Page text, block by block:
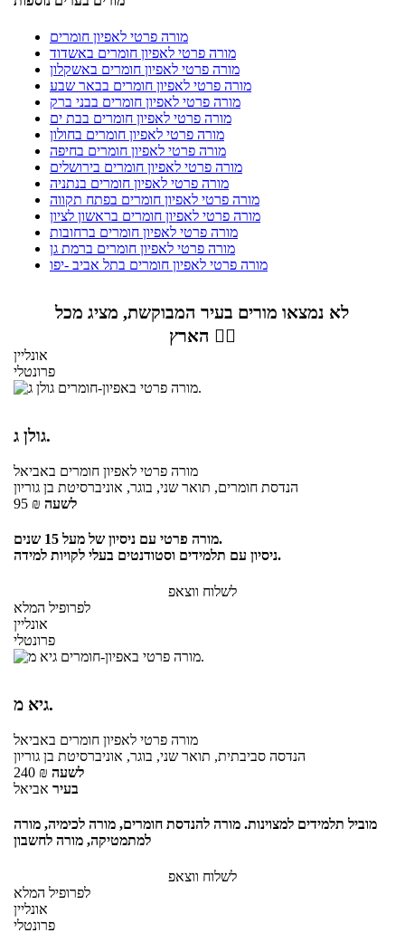
מורה פרטי לאפיון חומרים
מורה פרטי לאפיון חומרים באשדוד
מורה פרטי לאפיון חומרים באשקלון
מורה פרטי לאפיון חומרים בבאר שבע
מורה פרטי לאפיון חומרים בבני ברק
מורה פרטי לאפיון חומרים בבת ים
מורה פרטי לאפיון חומרים בחולון
מורה פרטי לאפיון חומרים בחיפה
מורה פרטי לאפיון חומרים בירושלים
מורה פרטי לאפיון חומרים בנתניה
מורה פרטי לאפיון חומרים בפתח תקווה
מורה פרטי לאפיון חומרים בראשון לציון
מורה פרטי לאפיון חומרים ברחובות
מורה פרטי לאפיון חומרים ברמת גן
מורה פרטי לאפיון חומרים בתל אביב -יפו
לא נמצאו מורים בעיר המבוקשת, מציג מכל
הארץ 👇🏼
אונליין
פרונטלי
גולן ג.
מורה פרטי לאפיון חומרים באביאל
הנדסת חומרים, תואר שני, בוגר, אוניברסיטת בן גוריון
95 ₪ לשעה
מורה פרטי עם ניסיון של מעל 15 שנים.
ניסיון עם תלמידים וסטודנטים בעלי לקויות למידה.
לשלוח ווצאפ
לפרופיל המלא
אונליין
פרונטלי
גיא מ.
מורה פרטי לאפיון חומרים באביאל
הנדסה סביבתית, תואר שני, בוגר, אוניברסיטת בן גוריון
240 ₪ לשעה
בעיר אביאל
מוביל תלמידים למצוינות. מורה להנדסת חומרים, מורה לכימיה, מורה
למתמטיקה, מורה לחשבון
לשלוח ווצאפ
לפרופיל המלא
אונליין
פרונטלי